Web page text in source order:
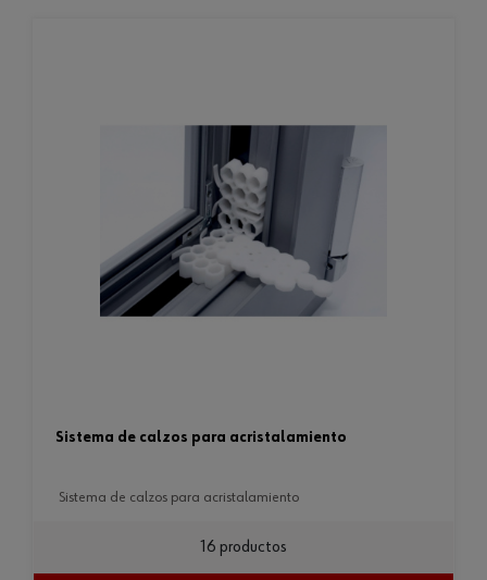
sistema de calzos para acristalamiento
sistema de calzos para acristalamiento
16 productos